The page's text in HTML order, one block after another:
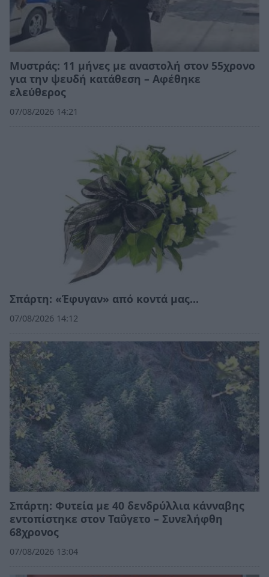
Μυστράς: 11 μήνες με αναστολή στον 55χρονο
για την ψευδή κατάθεση – Αφέθηκε
ελεύθερος
07/08/2026 14:21
Σπάρτη: «Έφυγαν» από κοντά μας…
07/08/2026 14:12
Σπάρτη: Φυτεία με 40 δενδρύλλια κάνναβης
εντοπίστηκε στον Ταΰγετο – Συνελήφθη
68χρονος
07/08/2026 13:04